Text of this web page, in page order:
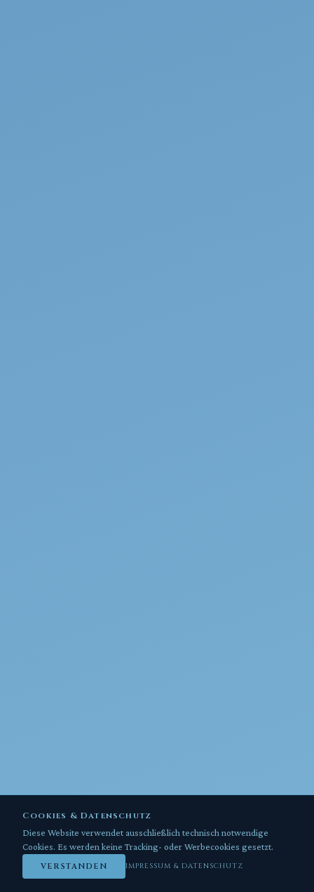
Cookies & Datenschutz
Diese Website verwendet ausschließlich technisch notwendige
Cookies. Es werden keine Tracking- oder Werbecookies gesetzt.
VERSTANDEN
IMPRESSUM & DATENSCHUTZ